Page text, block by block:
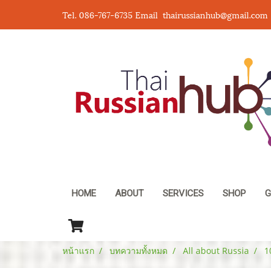
Tel. 086-767-6735 Email thairussianhub@gmail.com
HOME ABOUT SERVICES SHOP
หน้าแรก บทความทั้งหมด All about Russia